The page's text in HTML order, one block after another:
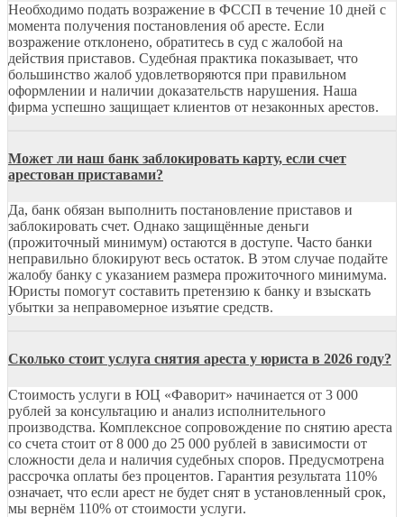
Необходимо подать возражение в ФССП в течение 10 дней с
момента получения постановления об аресте. Если
возражение отклонено, обратитесь в суд с жалобой на
действия приставов. Судебная практика показывает, что
большинство жалоб удовлетворяются при правильном
оформлении и наличии доказательств нарушения. Наша
фирма успешно защищает клиентов от незаконных арестов.
Может ли наш банк заблокировать карту, если счет
арестован приставами?
Да, банк обязан выполнить постановление приставов и
заблокировать счет. Однако защищённые деньги
(прожиточный минимум) остаются в доступе. Часто банки
неправильно блокируют весь остаток. В этом случае подайте
жалобу банку с указанием размера прожиточного минимума.
Юристы помогут составить претензию к банку и взыскать
убытки за неправомерное изъятие средств.
Сколько стоит услуга снятия ареста у юриста в 2026 году?
Стоимость услуги в ЮЦ «Фаворит» начинается от 3 000
рублей за консультацию и анализ исполнительного
производства. Комплексное сопровождение по снятию ареста
со счета стоит от 8 000 до 25 000 рублей в зависимости от
сложности дела и наличия судебных споров. Предусмотрена
рассрочка оплаты без процентов. Гарантия результата 110%
означает, что если арест не будет снят в установленный срок,
мы вернём 110% от стоимости услуги.